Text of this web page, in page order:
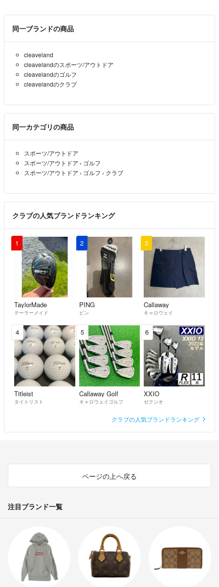
同一ブランドの商品
cleaveland
cleavelandのスポーツ/アウトドア
cleavelandのゴルフ
cleavelandのクラブ
同一カテゴリの商品
スポーツ/アウトドア
スポーツ/アウトドア › ゴルフ
スポーツ/アウトドア › ゴルフ › クラブ
クラブの人気ブランドランキング
1
TaylorMade
テーラーメイド
2
PING
ピン
3
Callaway
キャロウェイ
4
Titleist
タイトリスト
5
Callaway Golf
キャロウェイゴルフ
6
XXIO
ゼクシオ
クラブの人気ブランドランキング
ページの上へ戻る
注目ブランド一覧